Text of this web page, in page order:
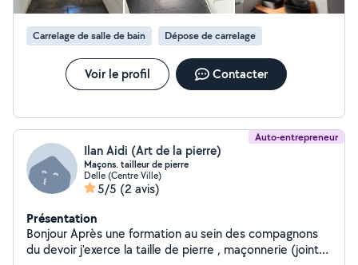
Carrelage de salle de bain Dépose de carrelage
Voir le profil Contacter
Auto-entrepreneur
Ilan Aidi (Art de la pierre)
Maçons. tailleur de pierre
Delle (Centre Ville)
5/5 (2 avis)
Présentation
Bonjour Après une formation au sein des compagnons
du devoir j'exerce la taille de pierre , maçonnerie (joint